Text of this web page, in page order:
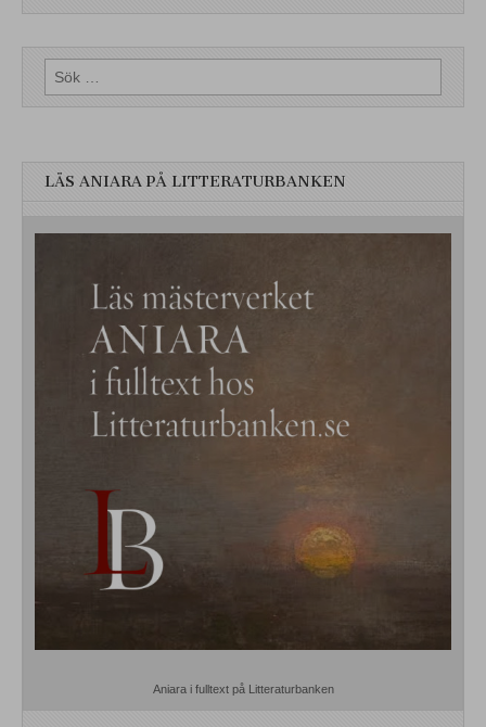
Sök
efter:
LÄS ANIARA PÅ LITTERATURBANKEN
Aniara i fulltext på Litteraturbanken